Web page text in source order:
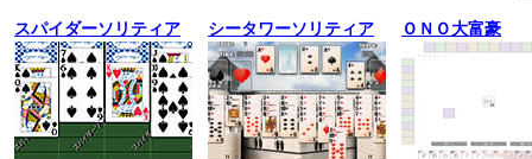
スパイダーソリティア シータワーソリティア ＯＮＯ大富豪